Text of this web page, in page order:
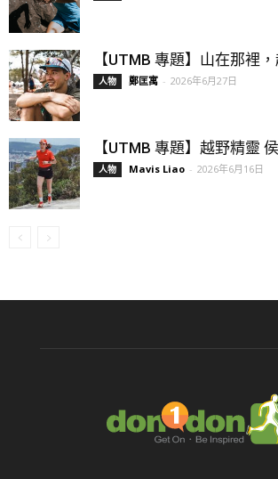
【UTMB 專題】山在那裡，
人物 鄭匡寓 - 2026年6月27日
【UTMB 專題】越野精靈
人物 Mavis Liao - 2026年6月16日